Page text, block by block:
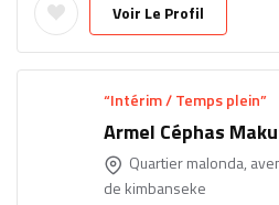
Voir Le Profil
“Intérim / Temps plein”
Armel Céphas
Quartier malonda,
de kimbanseke